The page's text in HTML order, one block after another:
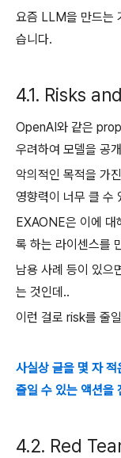
요즘 LLM을 만드는
습니다.
4.1. Risks
OpenAI와 같은
우려하여 모델을 공
악의적인 목적을 가
영향력이 너무 클 수
EXAONE은 이에 대
록 하는 라이센스를
남용 사례 등이 있으
는 것인데..
이런 걸로 risk를 줄
사실상 글을 몇 자
줄일 수 있는 액션을
4.2. Red